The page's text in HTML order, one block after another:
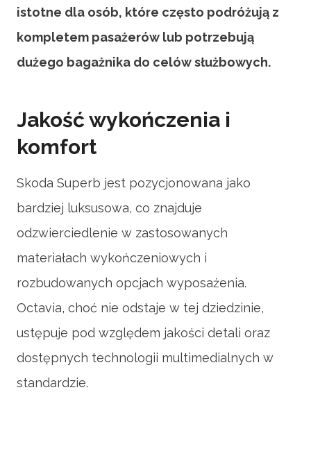
istotne dla osób, które często podróżują z
kompletem pasażerów lub potrzebują
dużego bagażnika do celów służbowych.
Jakość wykończenia i
komfort
Skoda Superb jest pozycjonowana jako
bardziej luksusowa, co znajduje
odzwierciedlenie w zastosowanych
materiałach wykończeniowych i
rozbudowanych opcjach wyposażenia.
Octavia, choć nie odstaje w tej dziedzinie,
ustępuje pod względem jakości detali oraz
dostępnych technologii multimedialnych w
standardzie.